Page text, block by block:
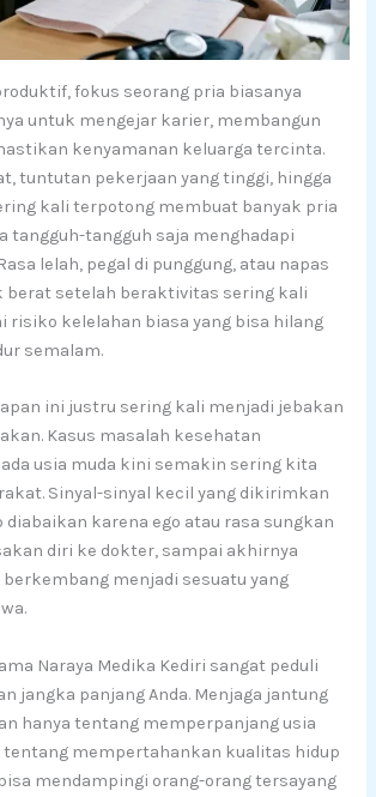
fokus seorang pria biasanya
untuk mengejar karier, membangun
kenyamanan keluarga tercinta.
tuntutan pekerjaan yang tinggi, hingga
kali terpotong membuat banyak pria
tangguh-tangguh saja menghadapi
lelah, pegal di punggung, atau napas
berat setelah beraktivitas sering kali
risiko kelelahan biasa yang bisa hilang
semalam.
ini justru sering kali menjadi jebakan
Kasus masalah kesehatan
usia muda kini semakin sering kita
Sinyal-sinyal kecil yang dikirimkan
diabaikan karena ego atau rasa sungkan
diri ke dokter, sampai akhirnya
menjadi sesuatu yang
Naraya Medika Kediri sangat peduli
jangka panjang Anda. Menjaga jantung
hanya tentang memperpanjang usia
tentang mempertahankan kualitas hidup
mendampingi orang-orang tersayang